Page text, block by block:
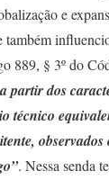
e
também
889, § 3º do
partir dos
técnico
. Nessa senda